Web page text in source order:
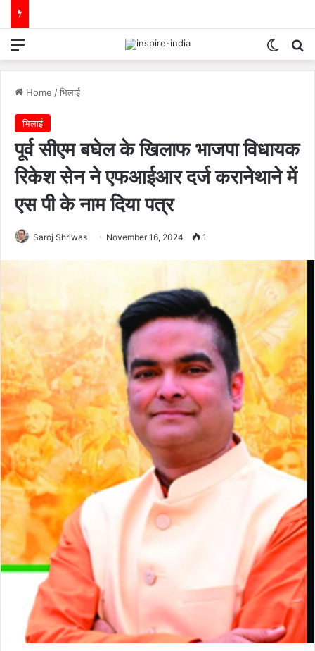
Menu
Home /भिलाई
भिलाई
पूर्व सीएम बघेल के खिलाफ भाजपा विधायक
रिकेश सेन ने एफआईआर दर्ज करानेथाने में
एस पी के नाम दिया पत्र
Saroj Shriwas November 16, 2024 1